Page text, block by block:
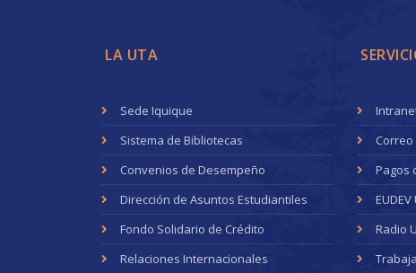
LA UTA
Sede Iquique
Sistema de Bibliotecas
Convenios de Desempeño
Dirección de Asuntos Estudiantiles
Fondo Solidario de Crédito
Relaciones Internacionales
Correo
Pagos
EUDEV
Radio